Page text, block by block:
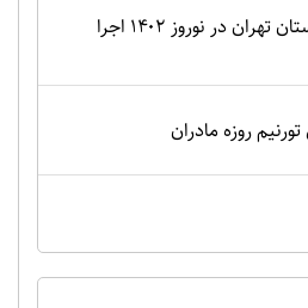
شهرستان‌های استان تهران در نوروز ۱۴۰۲ اجرا
تورنیم روزه مادران